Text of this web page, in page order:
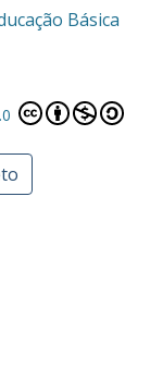
Básica